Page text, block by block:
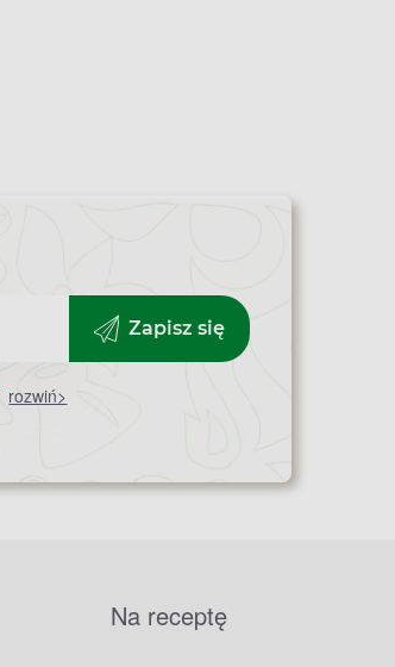
Zapisz się
rozwiń>
Na receptę